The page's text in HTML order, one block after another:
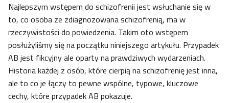
Najlepszym wstępem do schizofrenii jest wsłuchanie się w
to, co osoba ze zdiagnozowana schizofrenią, ma w
rzeczywistości do powiedzenia. Takim oto wstępem
posłużyliśmy się na początku niniejszego artykułu. Przypadek
AB jest fikcyjny ale oparty na prawdziwych wydarzeniach.
Historia każdej z osób, które cierpią na schizofrenię jest inna,
ale to co je łączy to pewne wspólne, typowe, kluczowe
cechy, które przypadek AB pokazuje.